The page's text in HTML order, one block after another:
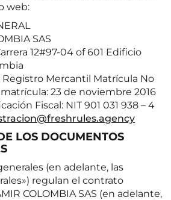
web:
SAS
12#97-04 of 601 Edificio
Registro Mercantil Matrícula No
23 de noviembre 2016
Fiscal: NIT 901 031 938 – 4
agency
LOS DOCUMENTOS
(en adelante, las
regulan el contrato
COLOMBIA SAS (en adelante,